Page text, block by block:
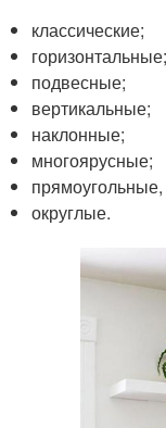
классические;
горизонтальные;
подвесные;
вертикальные;
наклонные;
многоярусные;
округлые.